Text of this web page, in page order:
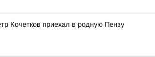
Кочетков приехал в родную Пензу